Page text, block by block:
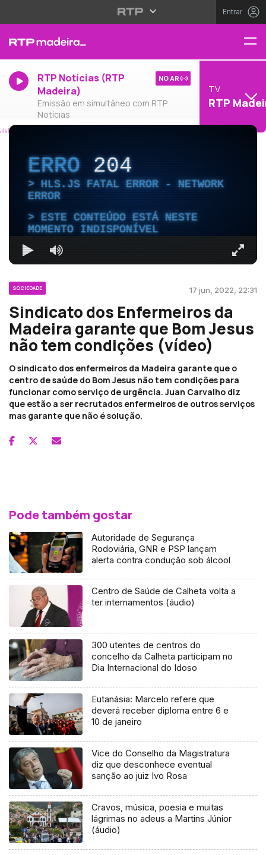
Entrar
RTP Notícias (RTP
Madeira)
Emissão em simultâneo com RTP
Notícias
NO AR
TV
RTP
ERRO204
HLS.JS FATAL ERROR - NETWORK
ERROR
ESTE CONTEÚDO ESTÁ NESTE
MOMENTO INDISPONÍVEL
SOCIEDADE 17 jun, 2022, 22:31
Sindicato dos Enfermeiros da
Madeira garante que Bom Jesus
não tem condições (vídeo)
O sindicato dos enfermeiros da Madeira garante que o
centro de saúde do Bom Jesus não tem condições para
funcionar como serviço de urgência. Juan Carvalho diz
que estão a ser recrutados enfermeiros de outros serviços
mas garante que não é solução.
Pode também gostar
Autoridade de Segurança
Rodoviária, GNR e PSP lançam
alerta contra condução sob álcool
Centro de Saúde de Calheta volta a
ter internamentos (áudio)
300 utentes de centros do
concelho da Calheta participam no
Dia Internacional do Idoso
Eutanásia: Marcelo refere que
deverá receber diploma entre 6 e
10 de janeiro
Vice do Conselho da Magistratura
diz que desconhece eventual
sanção ao juiz Ivo Rosa
Cravos, música, poesia e muitas
lágrimas no adeus a Martins Júnior
(áudio)